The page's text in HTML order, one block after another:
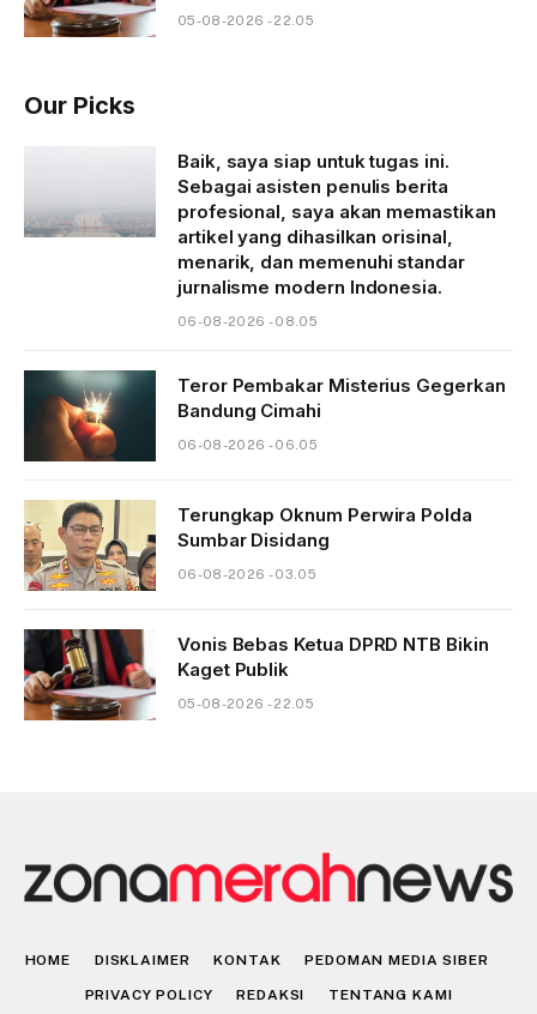
05-08-2026 - 22.05
Our Picks
Baik, saya siap untuk tugas ini.
Sebagai asisten penulis berita
profesional, saya akan memastikan
artikel yang dihasilkan orisinal,
menarik, dan memenuhi standar
jurnalisme modern Indonesia.
06-08-2026 - 08.05
Teror Pembakar Misterius Gegerkan
Bandung Cimahi
06-08-2026 - 06.05
Terungkap Oknum Perwira Polda
Sumbar Disidang
06-08-2026 - 03.05
Vonis Bebas Ketua DPRD NTB Bikin
Kaget Publik
05-08-2026 - 22.05
HOME DISKLAIMER KONTAK PEDOMAN MEDIA SIBER
PRIVACY POLICY REDAKSI TENTANG KAMI